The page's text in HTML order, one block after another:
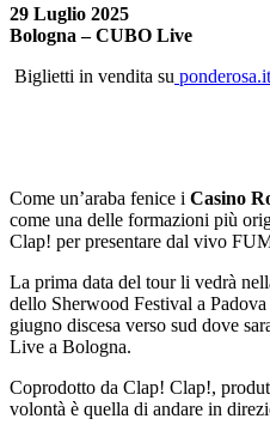
29 Luglio 2025
Bologna – CUBO Live
Biglietti in vendita su ponderosa.it
Come un’araba fenice i Casino
come una delle formazioni più
Clap! per presentare dal vivo
La prima data del tour li vedrà
dello Sherwood Festival a
giugno discesa verso sud dove
Live a Bologna.
Coprodotto da Clap! Clap!,
volontà è quella di andare in